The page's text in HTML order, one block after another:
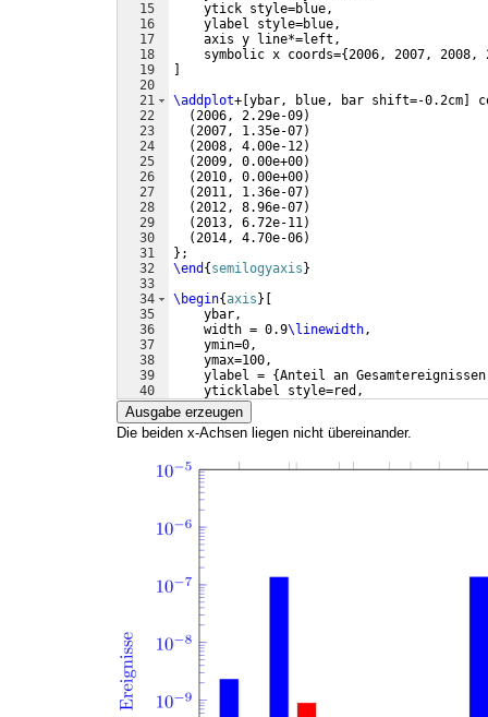
15
16
17
18
19
20
21
22
23
24
25
26
27
28
29
30
31
32
33
34
35
36
37
38
39
40
41
    ytick style=blue,
    ylabel style=blue,
    axis y line*=left,
    symbolic x coords=
{2006, 2007, 2008,
\addplot+ ybar, blue, bar shift=-0.2cm
(2006, 2.29e-09)
(2007, 1.35e-07)
(2008, 4.00e-12)
(2009, 0.00e+00)
(2010, 0.00e+00)
(2011, 1.36e-07)
(2012, 8.96e-07)
(2013, 6.72e-11)
(2014, 4.70e-06)
} ;
\end { semilogyaxis }
\begin{axis }
    ybar,
    width = 0.9
\linewidth,
    ymin=0,
    ymax=100,
    ylabel =
{Anteil an
    yticklabel style=red,
    ytick style=red,
Ausgabe erzeugen
Die beiden x-Achsen liegen nicht übereinander.